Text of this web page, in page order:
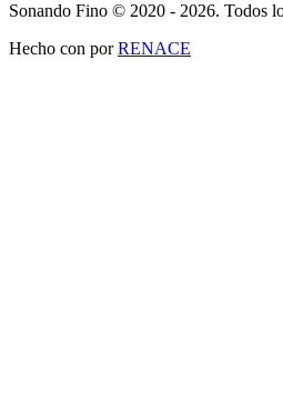
Sonando Fino © 2020 - 2026. Todos
Hecho con porRENACE